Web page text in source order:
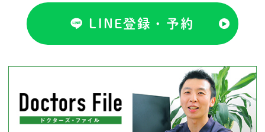
LINE登録・予約